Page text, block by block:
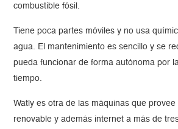
combustible fósil.
Tiene poca partes móviles y no usa
agua. El mantenimiento es sencillo y se
pueda funcionar de forma autónoma por
tiempo.
Watly es otra de las máquinas que
renovable y además internet a más de